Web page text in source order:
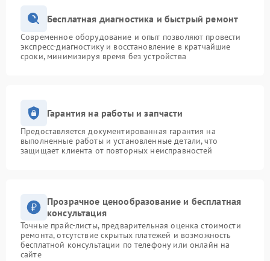
Бесплатная диагностика и быстрый ремонт
Современное оборудование и опыт позволяют провести
экспресс-диагностику и восстановление в кратчайшие
сроки, минимизируя время без устройства
Гарантия на работы и запчасти
Предоставляется документированная гарантия на
выполненные работы и установленные детали, что
защищает клиента от повторных неисправностей
Прозрачное ценообразование и бесплатная
консультация
Точные прайс-листы, предварительная оценка стоимости
ремонта, отсутствие скрытых платежей и возможность
бесплатной консультации по телефону или онлайн на
сайте